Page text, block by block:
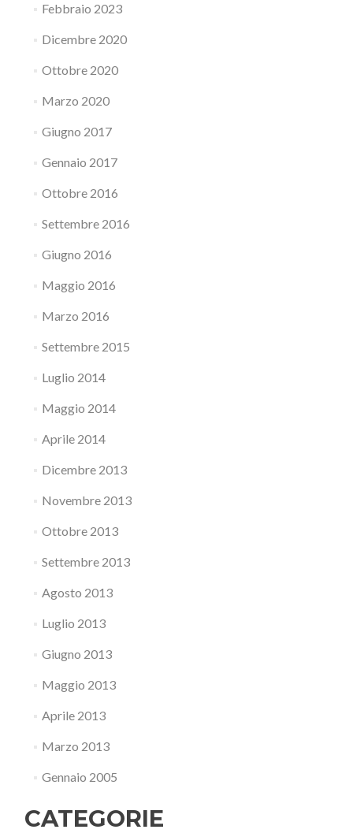
Febbraio 2023
Dicembre 2020
Ottobre 2020
Marzo 2020
Giugno 2017
Gennaio 2017
Ottobre 2016
Settembre 2016
Giugno 2016
Maggio 2016
Marzo 2016
Settembre 2015
Luglio 2014
Maggio 2014
Aprile 2014
Dicembre 2013
Novembre 2013
Ottobre 2013
Settembre 2013
Agosto 2013
Luglio 2013
Giugno 2013
Maggio 2013
Aprile 2013
Marzo 2013
Gennaio 2005
CATEGORIE